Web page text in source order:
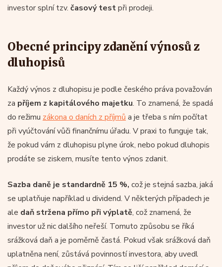
investor splní tzv. časový testpři prodeji.
Obecné principy zdanění výnosů z
dluhopisů
Každý výnos z dluhopisu je podle českého práva považován
za příjem z kapitálového majetku. To znamená, že spadá
do režimu zákona o daních z příjmů a je třeba s ním počítat
při vyúčtování vůči finančnímu úřadu. V praxi to funguje tak,
že pokud vám z dluhopisu plyne úrok, nebo pokud dluhopis
prodáte se ziskem, musíte tento výnos zdanit.
Sazba daně je standardně 15 %, což je stejná sazba, jaká
se uplatňuje například u dividend. V některých případech je
ale daň stržena přímo při výplatě, což znamená, že
investor už nic dalšího neřeší. Tomuto způsobu se říká
srážková daň a je poměrně častá. Pokud však srážková daň
uplatněna není, zůstává povinností investora, aby uvedl